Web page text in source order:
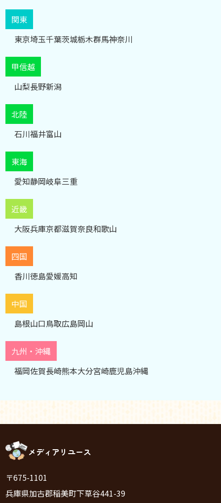
関東
東京埼玉千葉茨城栃木群馬神奈川
甲信越
山梨長野新潟
北陸
石川福井富山
東海
愛知静岡岐阜三重
近畿
大阪兵庫京都滋賀奈良和歌山
四国
香川徳島愛媛高知
中国
島根山口鳥取広島岡山
九州・沖縄
福岡佐賀長崎熊本大分宮崎鹿児島沖縄
メディアリユース
〒675-1101
兵庫県加古郡稲美町下草谷441-39